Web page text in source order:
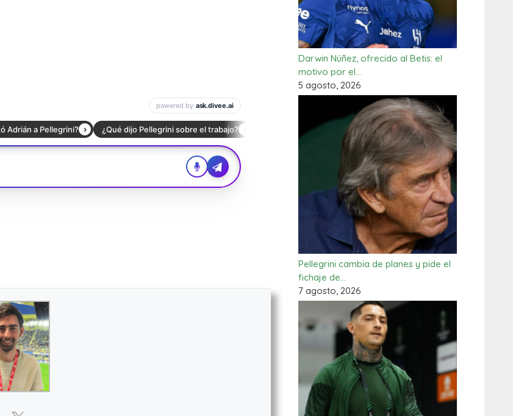
Darwin Núñez, ofrecido al Betis: el
motivo por el…
5 agosto, 2026
Pellegrini cambia de planes y pide el
fichaje de…
7 agosto, 2026